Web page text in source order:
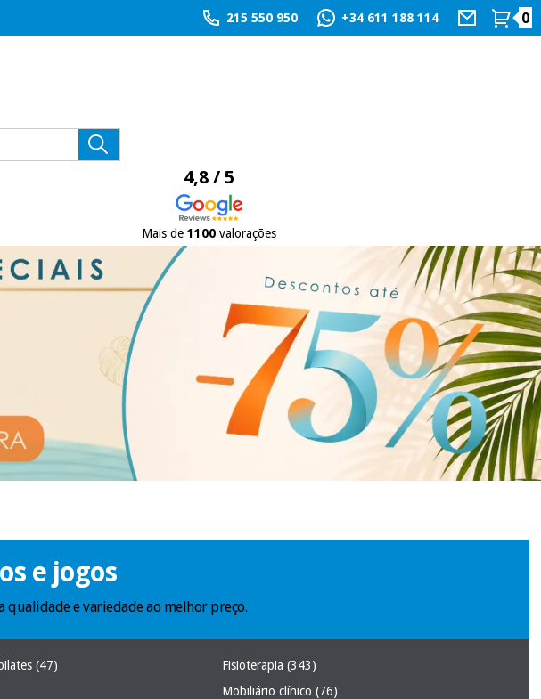
215 550 950 +34 611 188 114 0
4,8 / 5
Mais de 1100valorações
e jogos
qualidade e variedade ao melhor preço.
(47) Fisioterapia(343)
Mobiliário clínico(76)